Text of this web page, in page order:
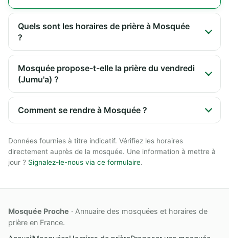
Quels sont les horaires de prière à Mosquée
?
Mosquée propose-t-elle la prière du vendredi
(Jumu'a) ?
Comment se rendre à Mosquée ?
Données fournies à titre indicatif. Vérifiez les horaires
directement auprès de la mosquée. Une information à mettre à
jour ? Signalez-le-nous via ce formulaire.
Mosquée Proche · Annuaire des mosquées et horaires de
prière en France.